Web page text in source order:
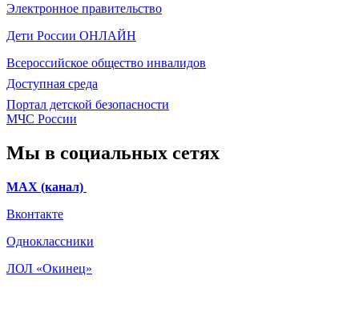
Электронное правительство
Дети России ОНЛАЙН
Всероссийское общество инвалидов
Доступная среда
Портал детской безопасности
МЧС России
Мы в социальных сетях
МАХ (канал)
Вконтакте
Одноклассники
ЛОЛ «Окинец»